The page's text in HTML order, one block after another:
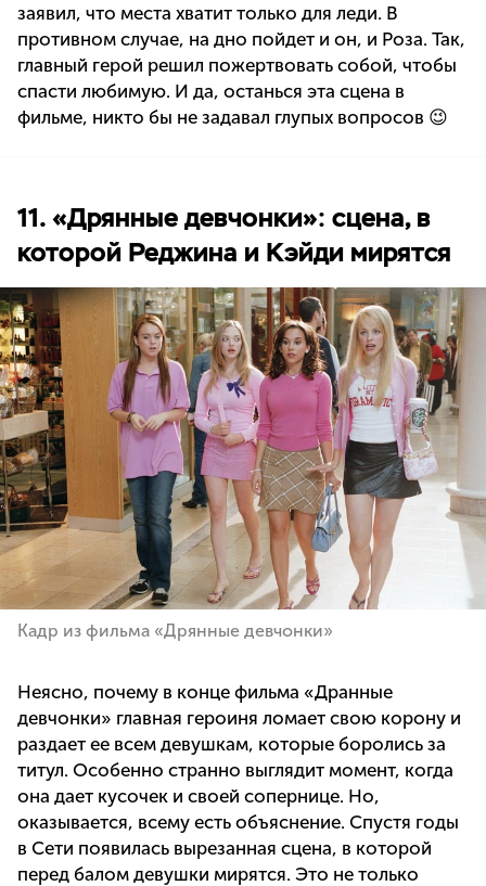
заявил, что места хватит только для леди. В
противном случае, на дно пойдет и он, и Роза. Так,
главный герой решил пожертвовать собой, чтобы
спасти любимую. И да, останься эта сцена в
фильме, никто бы не задавал глупых вопросов 😉
11. «Дрянные девчонки»: сцена, в
которой Реджина и Кэйди мирятся
Кадр из фильма «Дрянные девчонки»
Неясно, почему в конце фильма «Дранные
девчонки» главная героиня ломает свою корону и
раздает ее всем девушкам, которые боролись за
титул. Особенно странно выглядит момент, когда
она дает кусочек и своей сопернице. Но,
оказывается, всему есть объяснение. Спустя годы
в Сети появилась вырезанная сцена, в которой
перед балом девушки мирятся. Это не только